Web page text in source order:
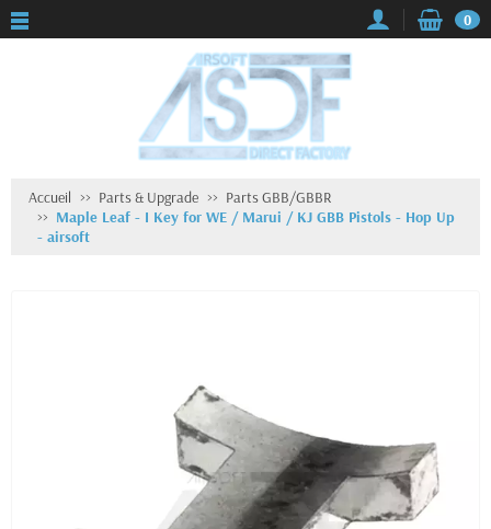
0
Accueil Parts & Upgrade
Parts GBB/GBBR
Maple Leaf - I Key for WE / Marui / KJ GBB Pistols - Hop Up
- airsoft